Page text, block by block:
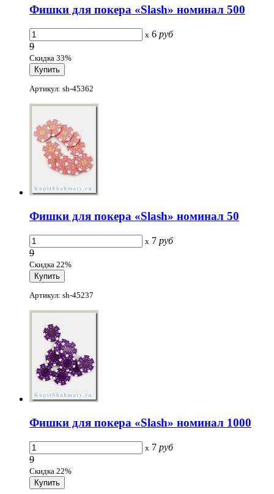
Фишки для покера «Slash» номинал 500
x 6 руб
9
Скидка 33%
Артикул: sh-45362
Фишки для покера «Slash» номинал 50
x 7 руб
9
Скидка 22%
Артикул: sh-45237
Фишки для покера «Slash» номинал 1000
x 7 руб
9
Скидка 22%